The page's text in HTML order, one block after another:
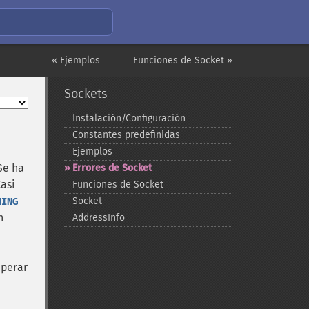
Funciones de Socket »
« Ejemplos
ha
Sockets
Instalación/Configuración
Constantes predefinidas
Ejemplos
Errores de Socket
Funciones de Socket
Socket
AddressInfo